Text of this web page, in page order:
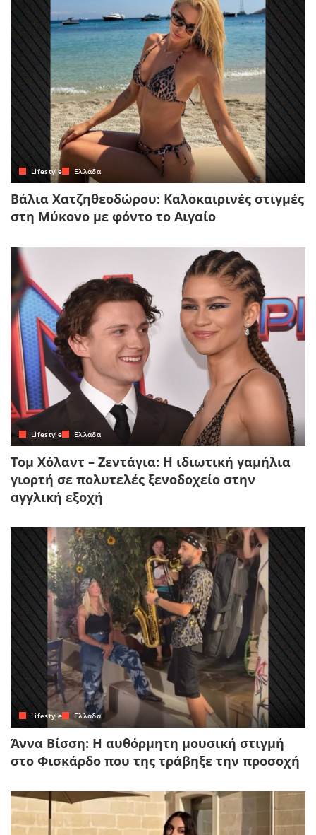
Lifestyle Ελλάδα
Βάλια Χατζηθεοδώρου: Καλοκαιρινές στιγμές
στη Μύκονο με φόντο το Αιγαίο
Lifestyle Ελλάδα
Τομ Χόλαντ – Ζεντάγια: Η ιδιωτική γαμήλια
γιορτή σε πολυτελές ξενοδοχείο στην
αγγλική εξοχή
Lifestyle Ελλάδα
Άννα Βίσση: Η αυθόρμητη μουσική στιγμή
στο Φισκάρδο που της τράβηξε την προσοχή